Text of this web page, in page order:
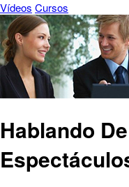
Vídeos Cursos
Hablando